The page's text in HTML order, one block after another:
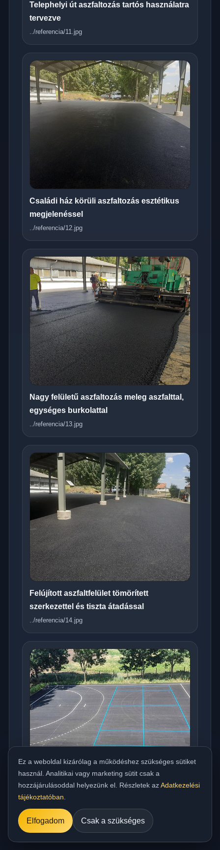
Telephelyi út aszfaltozás tartós használatra
tervezve
../referencia/11.jpg
Családi ház körüli aszfaltozás esztétikus
megjelenéssel
../referencia/12.jpg
Nagy felületű aszfaltozás meleg aszfalttal,
egységes burkolattal
../referencia/13.jpg
Felújított aszfaltfelület tömörített
szerkezettel és tiszta átadással
../referencia/14.jpg
Országos meleg aszfaltozás udvarra,
../referencia/15.jpg
Ez a weboldal kizárólag a működéshez szükséges sütiket
használ. Analitikai vagy marketing sütit csak a
hozzájárulásoddal helyezünk el. Részletek azAdatkezelési
tájékoztatóban
Elfogadom Csak a szükséges